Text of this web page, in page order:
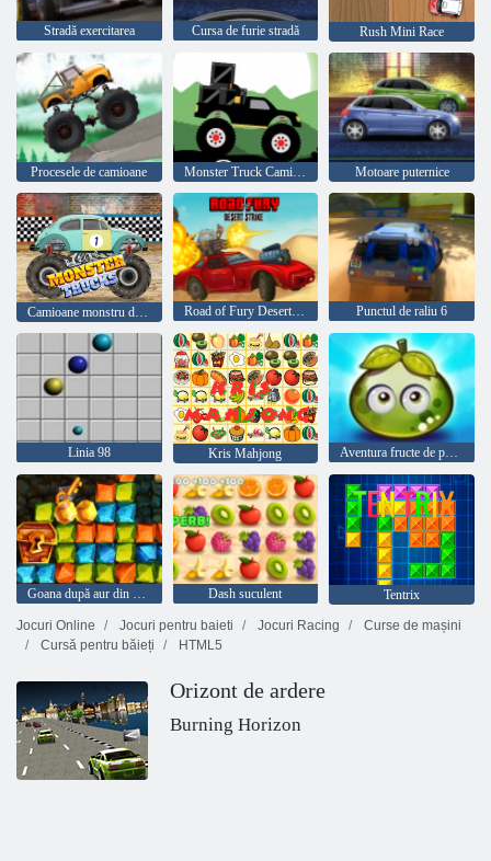
Stradă exercitarea Cursa de furie stradă Rush Mini Race
Procesele de camioane Monster Truck Camion-Livery Motoare puternice
Camioane monstru de curse Road of Fury Desert Strike Punctul de raliu 6
Linia 98 Kris Mahjong Aventura fructe de padure suculente
Dash suculent
Tentrix
Jocuri Online
Jocuri pentru baieti Jocuri Racing
Curse de mașini
Cursă pentru băieți
HTML5
Orizont de ardere
Burning Horizon